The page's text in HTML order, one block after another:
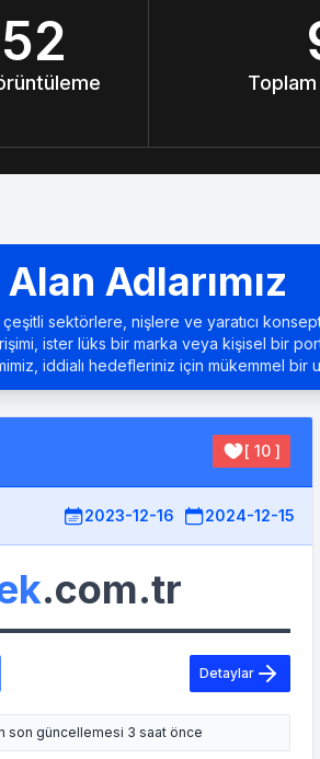
Alan Adlarımız
çeşitli sektörlere, nişlere ve yaratıcı
ister lüks bir marka veya kişisel bir
iddialı hedefleriniz için mükemmel bir
[ 10 ]
2023-12-16 2024-12-15
.com.tr
Detaylar
son güncellemesi 3 saat önce